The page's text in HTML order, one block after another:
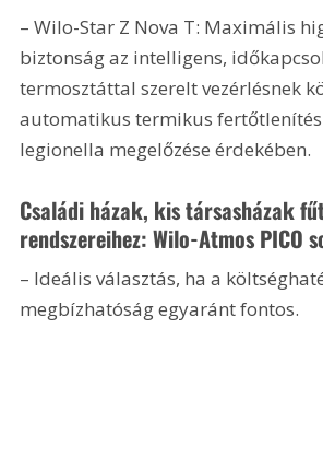
– Wilo-Star Z Nova T: Maximális
biztonság az intelligens,
termosztáttal szerelt vezérlésnek
automatikus termikus
legionella megelőzése érdekében.
Családi házak, kis társasházak
rendszereihez: Wilo-Atmos PICO
– Ideális választás, ha a
megbízhatóság egyaránt fontos.